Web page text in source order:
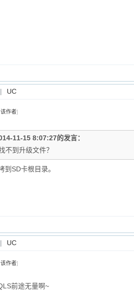
| UC
作者]
11-15 8:07:27的发言：
不到升级文件？
SD卡根目录。
| UC
作者]
前途无量啊~